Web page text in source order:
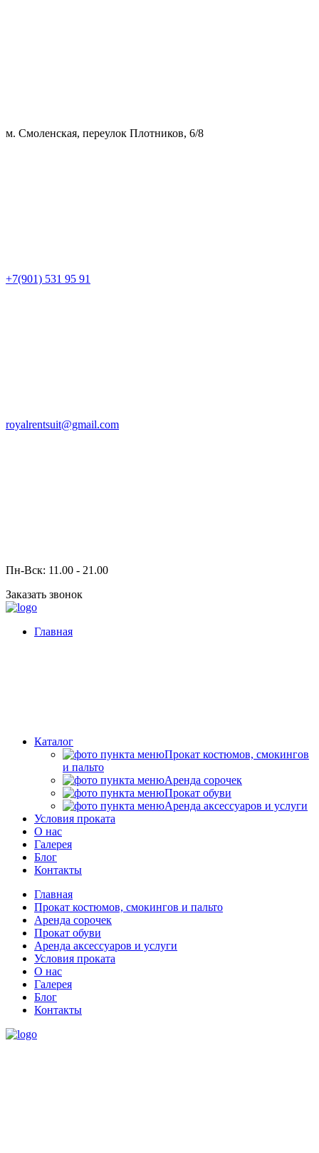
м. Смоленская, переулок Плотников, 6/8
+7(901) 531 95 91
royalrentsuit@gmail.com
Пн-Вск: 11.00 - 21.00
Заказать звонок
Главная
Каталог
Прокат костюмов, смокингов
и пальто
Аренда сорочек
Прокат обуви
Аренда аксессуаров и услуги
Условия проката
О нас
Галерея
Блог
Контакты
Главная
Прокат костюмов, смокингов и пальто
Аренда сорочек
Прокат обуви
Аренда аксессуаров и услуги
Условия проката
О нас
Галерея
Блог
Контакты